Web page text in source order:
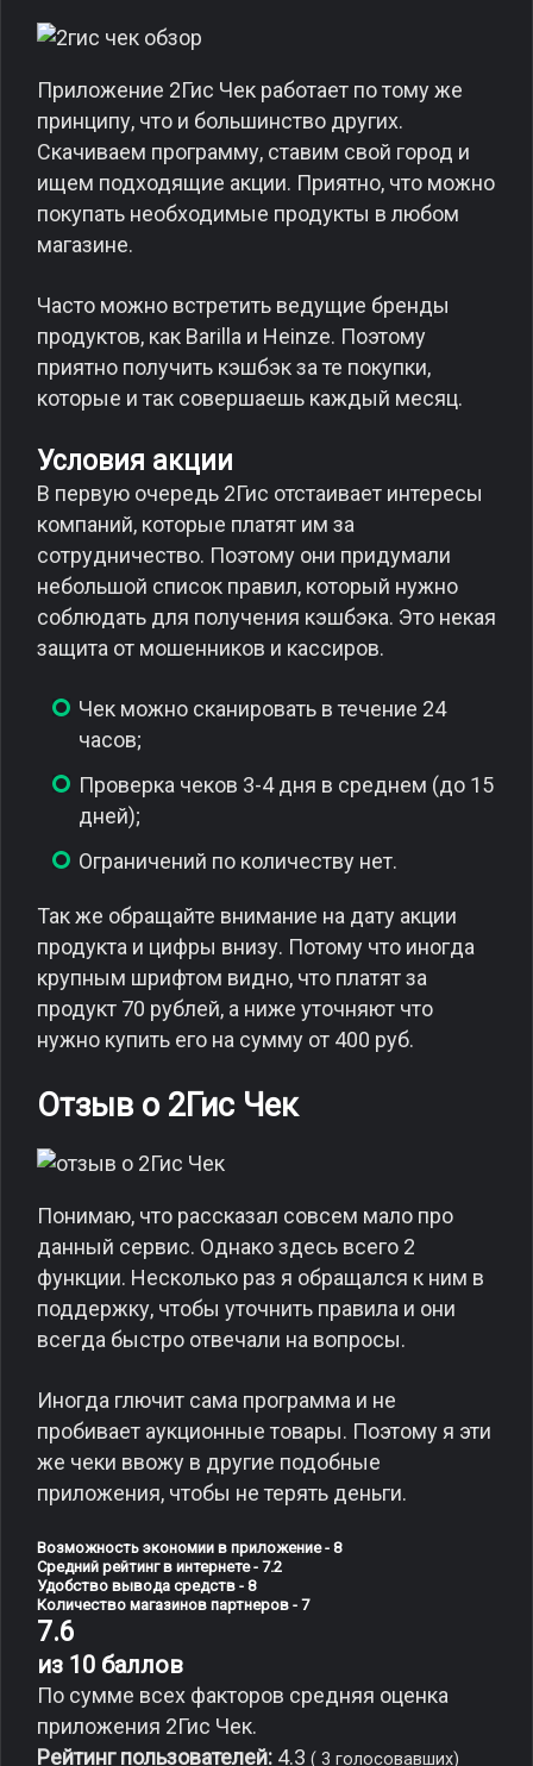
Приложение 2Гис Чек работает по тому же
принципу, что и большинство других.
Скачиваем программу, ставим свой город и
ищем подходящие акции. Приятно, что можно
покупать необходимые продукты в любом
магазине.
Часто можно встретить ведущие бренды
продуктов, как Barilla и Heinze. Поэтому
приятно получить кэшбэк за те покупки,
которые и так совершаешь каждый месяц.
Условия акции
В первую очередь 2Гис отстаивает интересы
компаний, которые платят им за
сотрудничество. Поэтому они придумали
небольшой список правил, который нужно
соблюдать для получения кэшбэка. Это некая
защита от мошенников и кассиров.
Чек можно сканировать в течение 24
часов;
Проверка чеков 3-4 дня в среднем (до 15
дней);
Ограничений по количеству нет.
Так же обращайте внимание на дату акции
продукта и цифры внизу. Потому что иногда
крупным шрифтом видно, что платят за
продукт 70 рублей, а ниже уточняют что
нужно купить его на сумму от 400 руб.
Отзыв о 2Гис Чек
Понимаю, что рассказал совсем мало про
данный сервис. Однако здесь всего 2
функции. Несколько раз я обращался к ним в
поддержку, чтобы уточнить правила и они
всегда быстро отвечали на вопросы.
Иногда глючит сама программа и не
пробивает аукционные товары. Поэтому я эти
же чеки ввожу в другие подобные
приложения, чтобы не терять деньги.
Возможность экономии в приложение - 8
Средний рейтинг в интернете - 7.2
Удобство вывода средств - 8
Количество магазинов партнеров - 7
7.6
из 10 баллов
По сумме всех факторов средняя оценка
приложения 2Гис Чек.
Рейтинг пользователей: 4.3 ( 3 голосовавших)